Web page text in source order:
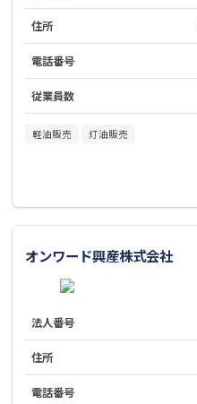
住所
電話番号
従業員数
軽油販売 灯油販売
オンワード興産株式会社
法人番号
住所
電話番号